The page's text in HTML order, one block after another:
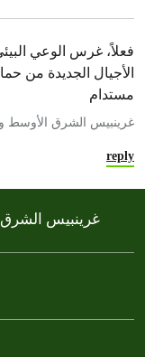
فعلاً، غرس الوعي
الأجيال الجديدة من
مستدام
غرينبيس الشرق الأوسط
reply